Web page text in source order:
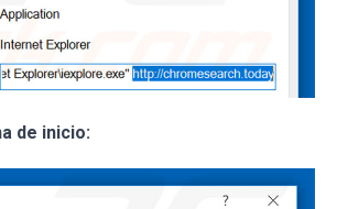
de inicio: